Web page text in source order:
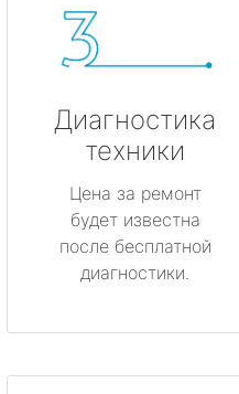
Диагностика
техники
Цена за ремонт
будет известна
после бесплатной
диагностики.